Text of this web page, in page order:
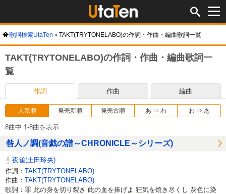
歌詞検索UtaTen TAKT(TRYTONELABO)の作詞・作曲・編曲歌詞一覧
TAKT(TRYTONELABO)の作詞・作曲・編曲歌詞一
覧
作詞 作曲 編曲
人気順 発売新順 発売古順 あ ⇒ わ わ ⇒ あ
8曲中 1-8曲を表示
咎人ノ調(音戯の譜～CHRONICLE～シリーズ)
夜雀(土田玲央)
作詞： TAKT(TRYTONELABO)
作曲： TAKT(TRYTONELABO)
歌詞：罪 此の身を切り裂き 此の血を捧げよ 狂気を焼き尽くし 灰色に染